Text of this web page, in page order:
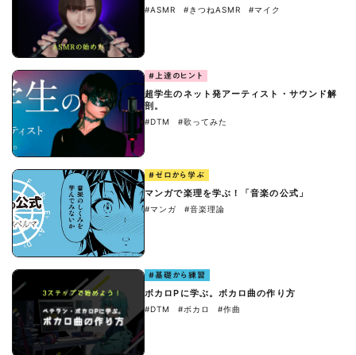
#ASMR #きつねASMR #マイク
#上達のヒント
超学生のネット発アーティスト・サウンド解
剖。
#DTM #歌ってみた
#ゼロから学ぶ
マンガで楽理を学ぶ！「音楽の公式」
#マンガ #音楽理論
#基礎から練習
ボカロPに学ぶ。ボカロ曲の作り方
#DTM #ボカロ #作曲